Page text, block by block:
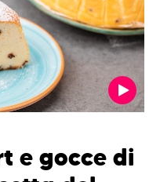
e gocce di